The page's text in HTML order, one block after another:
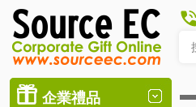
企業禮品